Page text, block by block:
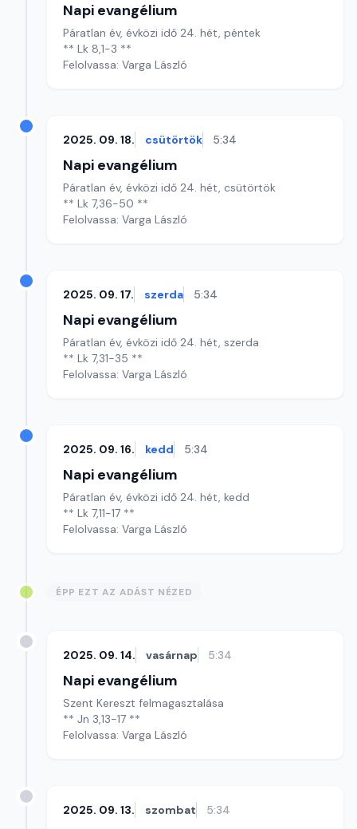
Napi evangélium
Páratlan év, évközi idő 24. hét, péntek
** Lk 8,1-3 **
Felolvassa: Varga László
2025. 09. 18. csütörtök 5:34
Napi evangélium
Páratlan év, évközi idő 24. hét, csütörtök
** Lk 7,36-50 **
Felolvassa: Varga László
2025. 09. 17. szerda 5:34
Napi evangélium
Páratlan év, évközi idő 24. hét, szerda
** Lk 7,31-35 **
Felolvassa: Varga László
2025. 09. 16. kedd 5:34
Napi evangélium
Páratlan év, évközi idő 24. hét, kedd
** Lk 7,11-17 **
Felolvassa: Varga László
ÉPP EZT AZ ADÁST NÉZED
2025. 09. 14. vasárnap 5:34
Napi evangélium
Szent Kereszt felmagasztalása
** Jn 3,13-17 **
Felolvassa: Varga László
2025. 09. 13. szombat 5:34